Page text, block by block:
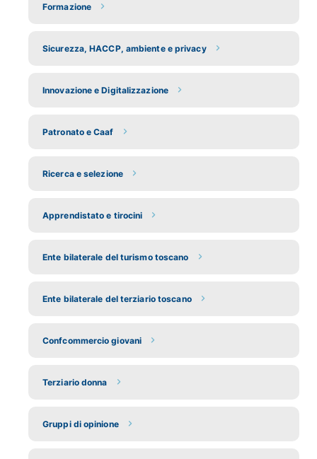
Formazione
Sicurezza, HACCP, ambiente e privacy
Innovazione e Digitalizzazione
Patronato e Caaf
Ricerca e selezione
Apprendistato e tirocini
Ente bilaterale del turismo toscano
Ente bilaterale del terziario toscano
Confcommercio giovani
Terziario donna
Gruppi di opinione